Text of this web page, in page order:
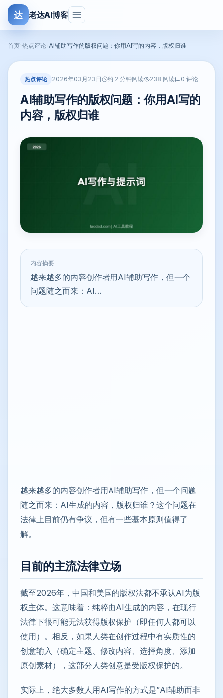
达 老达AI博客
首页 热点评论 AI辅助写作的版权问题：你用AI写的内容，版权归谁
热点评论 2026年03月23日 约 2 分钟阅读 238 阅读 0 评论
AI辅助写作的版权问题：你用AI写的
内容，版权归谁
内容摘要
越来越多的内容创作者用AI辅助写作，但一个
问题随之而来：AI…
越来越多的内容创作者用AI辅助写作，但一个问题
随之而来：AI生成的内容，版权归谁？这个问题在
法律上目前仍有争议，但有一些基本原则值得了
解。
目前的主流法律立场
截至2026年，中国和美国的版权法都不承认AI为版
权主体。这意味着：纯粹由AI生成的内容，在现行
法律下很可能无法获得版权保护（即任何人都可以
使用）。相反，如果人类在创作过程中有实质性的
创意输入（确定主题、修改内容、选择角度、添加
原创素材），这部分人类创意是受版权保护的。
实际上，绝大多数人用AI写作的方式是”AI辅助而非